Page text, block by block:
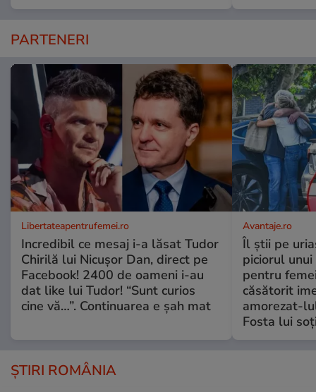
PARTENERI
Libertateapentrufemei.ro
Incredibil ce mesaj i-a lăsat Tudor
Chirilă lui Nicușor Dan, direct pe
Facebook! 2400 de oameni i-au
dat like lui Tudor! “Sunt curios
cine vă…”. Continuarea e șah mat
Avantaje.ro
Îl știi pe
piciorul
pentru
căsătorit
amorezat-
Fosta lui
ȘTIRI ROMÂNIA